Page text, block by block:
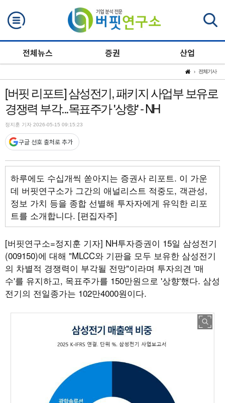
전체뉴스 증권 산업
전체기사
[버핏 리포트] 삼성전기, 패키지 사업부 보유로
경쟁력 부각...목표주가 '상향' - NH
정지훈 기자 2026-05-15 09:15:23
구글 선호 출처로 추가
하루에도 수십개씩 쏟아지는 증권사 리포트. 이 가운
데 버핏연구소가 그간의 애널리스트 적중도, 객관성,
정보 가치 등을 종합 선별해 투자자에게 유익한 리포
트를 소개합니다. [편집자주]
[버핏연구소=정지훈 기자] NH투자증권이 15일 삼성전기
(009150)에 대해 "MLCC와 기판을 모두 보유한 삼성전기
의 차별적 경쟁력이 부각될 전망"이라며 투자의견 '매
수'를 유지하고, 목표주가를 150만원으로 '상향'했다. 삼성
전기의 전일종가는 102만4000원이다.
검색